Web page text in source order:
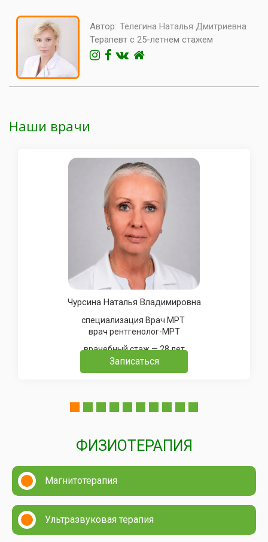
Автор: Телегина Наталья Дмитриевна
Терапевт с 25-летнем стажем
Наши врачи
Чурсина Наталья Владимировна
специализация Врач МРТ
врач рентгенолог-МРТ
врачебный стаж — 28 лет
Записаться
ФИЗИОТЕРАПИЯ
Магнитотерапия
Ультразвуковая терапия